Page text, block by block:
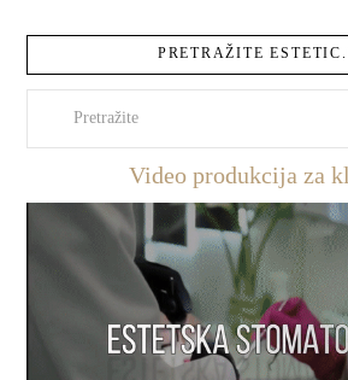
PRETRAŽITE
Video produkcija za